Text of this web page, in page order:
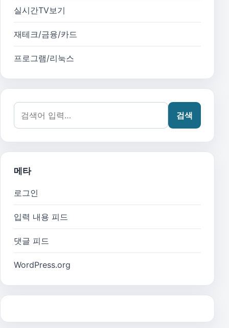
실시간TV보기
재테크/금융/카드
프로그램/리눅스
검색어:
검색
메타
로그인
입력 내용 피드
댓글 피드
WordPress.org